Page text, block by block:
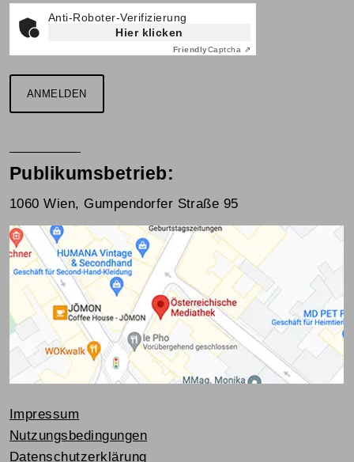
Anti-Roboter-Verifizierung
Hier klicken
FriendlyCaptcha ⇗
ANMELDEN
Publikumsbetrieb:
1060 Wien, Gumpendorfer Straße 95
Impressum
Nutzungsbedingungen
Datenschutzerklärung